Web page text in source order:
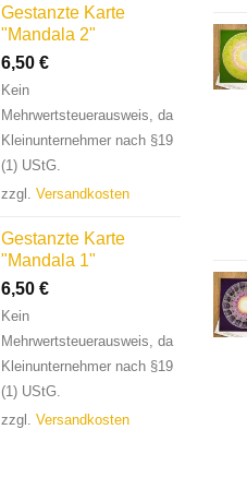
Gestanzte Karte
"Mandala 2"
6,50 €
Kein
Mehrwertsteuerausweis, da
Kleinunternehmer nach §19
(1) UStG.
zzgl. Versandkosten
Gestanzte Karte
"Mandala 1"
6,50 €
Kein
Mehrwertsteuerausweis, da
Kleinunternehmer nach §19
(1) UStG.
zzgl. Versandkosten